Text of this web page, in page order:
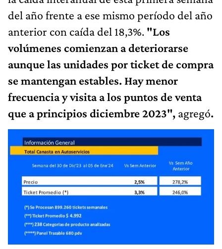
del año frente a ese mismo período del año
anterior con caída del 18,3%. "Los
volúmenes comienzan a deteriorarse
aunque las unidades por ticket de compra
se mantengan estables. Hay menor
frecuencia y visita a los puntos de venta
que a principios diciembre 2023", agregó.